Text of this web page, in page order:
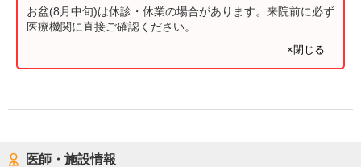
お盆(8月中旬)は休診・休業の場合があります。来院前に必ず
医療機関に直接ご確認ください。
×閉じる
医師・施設情報